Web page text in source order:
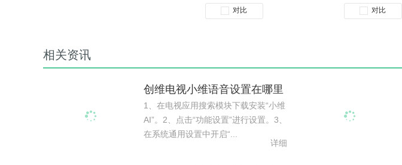
对比 对比
相关资讯
创维电视小维语音设置在哪里
1、在电视应用搜索模块下载安装“小维
AI”。2、点击“功能设置”进行设置。3、
在系统通用设置中开启“...
详细